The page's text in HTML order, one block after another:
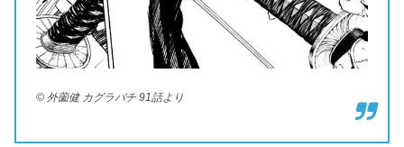
© 外薗健 カグラバチ 91話より